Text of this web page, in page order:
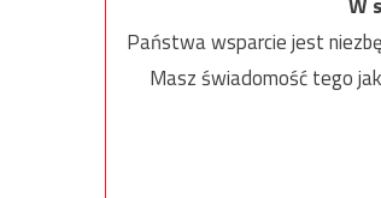
Państwa wsparcie jest
Masz świadomość tego